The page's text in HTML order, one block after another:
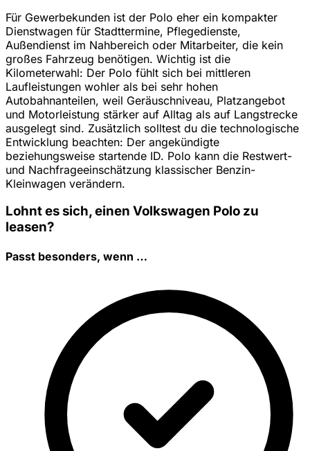
Für Gewerbekunden ist der Polo eher ein kompakter
Dienstwagen für Stadttermine, Pflegedienste,
Außendienst im Nahbereich oder Mitarbeiter, die kein
großes Fahrzeug benötigen. Wichtig ist die
Kilometerwahl: Der Polo fühlt sich bei mittleren
Laufleistungen wohler als bei sehr hohen
Autobahnanteilen, weil Geräuschniveau, Platzangebot
und Motorleistung stärker auf Alltag als auf Langstrecke
ausgelegt sind. Zusätzlich solltest du die technologische
Entwicklung beachten: Der angekündigte
beziehungsweise startende ID. Polo kann die Restwert-
und Nachfrageeinschätzung klassischer Benzin-
Kleinwagen verändern.
Lohnt es sich, einen Volkswagen Polo zu
leasen?
Passt besonders, wenn …